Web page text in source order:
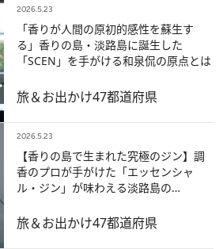
2026.5.23
「香りが人間の原初的感性を蘇生す
る」香りの島・淡路島に誕生した
「SCEN」を手がける和泉侃の原点とは
旅＆お出かけ47都道府県
2026.5.23
【香りの島で生まれた究極のジン】調
香のプロが手がけた「エッセンシャ
ル・ジン」が味わえる淡路島の
旅＆お出かけ47都道府県